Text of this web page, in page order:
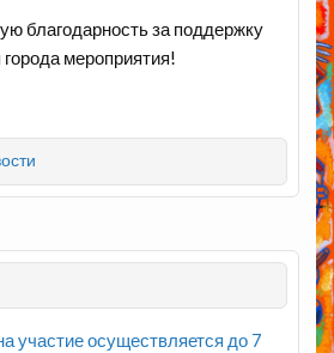
благодарность за поддержку
города мероприятия!
участие осуществляется до 7